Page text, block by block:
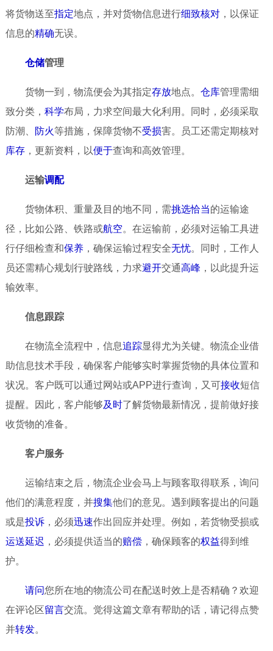
将货物送至指定地点，并对货物信息进行细致核对，以保证
信息的精确无误。
仓储管理
货物一到，物流便会为其指定存放地点。 仓库管理需细
致分类， 科学布局，力求空间最大化利用。同时，必须采取
防潮、
防火等措施，保障货物不受损害。员工还需定期核对
库存，更新资料，以便于查询和高效管理。
运输调配
货物体积、重量及目的地不同，需挑选恰当的运输途
径，比如公路、铁路或航空。在运输前，必须对运输工具进
行仔细检查和保养，确保运输过程安全无忧。同时，工作人
员还需精心规划行驶路线，力求避开交通高峰 ，以此提升运
输效率。
信息跟踪
在物流全流程中，信息追踪显得尤为关键。物流企业借
助信息技术手段，确保客户能够实时掌握货物的具体位置和
状况。客户既可以通过网站或APP进行查询，又可接收短信
提醒。因此，客户能够及时了解货物最新情况，提前做好接
收货物的准备。
客户服务
运输结束之后，物流企业会马上与顾客取得联系，询问
他们的满意程度，并搜集他们的意见。遇到顾客提出的问题
或是投诉，必须迅速作出回应并处理。例如，若货物受损或
运送延迟 ，必须提供适当的赔偿，确保顾客的权益得到维
护。
请问您所在地的物流公司在配送时效上是否精确？欢迎
在评论区留言交流。觉得这篇文章有帮助的话，请记得点赞
并转发。